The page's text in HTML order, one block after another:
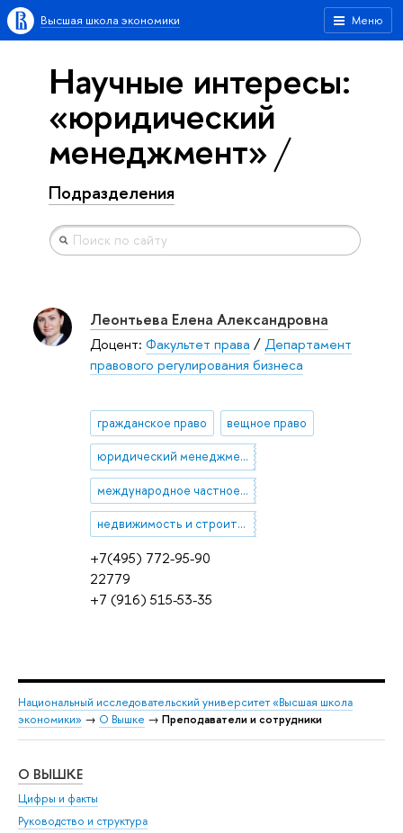
Меню
Высшая школа экономики
Научные интересы:
«юридический
менеджмент»
Подразделения
+7(495) 772-95-90
22779
+7 (916) 515-53-35
Леонтьева Елена Александровна
Доцент: Факультет права /Департамент
правового регулирования бизнеса
гражданское право вещное право
юридический менеджмент
международное частное право
недвижимость и строительство (иммобилиарное право)
Национальный исследовательский университет «Высшая школа
экономики» → О Вышке → Преподаватели и сотрудники
О ВЫШКЕ
Цифры и факты
Руководство и структура